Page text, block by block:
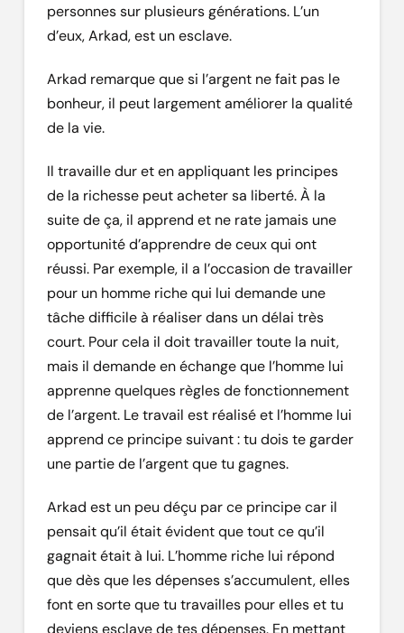
personnes sur plusieurs générations. L’un
d’eux, Arkad, est un esclave.
Arkad remarque que si l’argent ne fait pas le
bonheur, il peut largement améliorer la qualité
de la vie.
Il travaille dur et en appliquant les principes
de la richesse peut acheter sa liberté. À la
suite de ça, il apprend et ne rate jamais une
opportunité d’apprendre de ceux qui ont
réussi. Par exemple, il a l’occasion de travailler
pour un homme riche qui lui demande une
tâche difficile à réaliser dans un délai très
court. Pour cela il doit travailler toute la nuit,
mais il demande en échange que l’homme lui
apprenne quelques règles de fonctionnement
de l’argent. Le travail est réalisé et l’homme lui
apprend ce principe suivant : tu dois te garder
une partie de l’argent que tu gagnes.
Arkad est un peu déçu par ce principe car il
pensait qu’il était évident que tout ce qu’il
gagnait était à lui. L’homme riche lui répond
que dès que les dépenses s’accumulent, elles
font en sorte que tu travailles pour elles et tu
deviens esclave de tes dépenses. En mettant